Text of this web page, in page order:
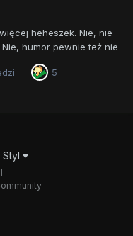
więcej heheszek. Nie, nie
humor pewnie też nie
No, w każdym razie
z tym: h...
5
Styl